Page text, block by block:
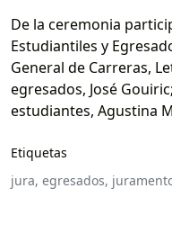
De la ceremonia
Estudiantiles y
General de Carreras,
egresados, José
estudiantes, Agustina
Etiquetas
jura, egresados,